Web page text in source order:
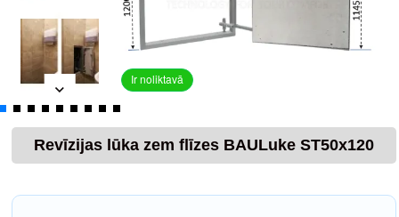
Ir noliktavā
Revīzijas lūka zem flīzes BAULuke ST50x120